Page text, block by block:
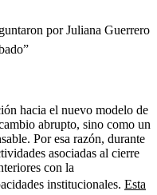
por Juliana Guerrero
hacia el nuevo modelo de
abrupto, sino como un
Por esa razón, durante
asociadas al cierre
con la
institucionales. Esta